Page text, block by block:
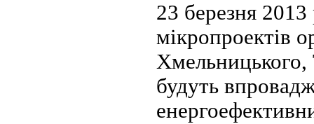
23 березня 2013
мікропроектів
Хмельницького,
будуть